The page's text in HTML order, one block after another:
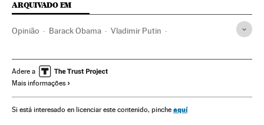
ARQUIVADO EM
Opinião Barack Obama Vladimir Putin
Direitos humanos Homossexualidade
Competições
Sexualidade Sociedade
Adere a
Mais informações
Si está interesado en licenciar este contenido, pinche aquí